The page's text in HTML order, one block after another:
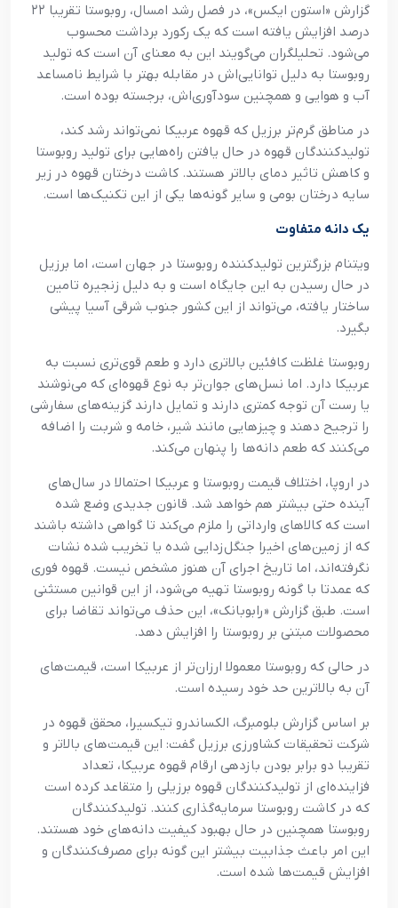
گزارش «استون ایکس»، در فصل رشد امسال، روبوستا تقریبا ۲۲
درصد افزایش یافته است که یک رکورد برداشت محسوب
می‌شود. تحلیلگران می‌گویند این به معنای آن است که تولید
روبوستا به دلیل توانایی‌اش در مقابله بهتر با شرایط نامساعد
آب و هوایی و همچنین سودآوری‌اش، برجسته بوده است.
در مناطق گرم‌تر برزیل که قهوه عربیکا نمی‌تواند رشد کند،
تولیدکنندگان قهوه در حال یافتن راه‌هایی برای تولید روبوستا
و کاهش تاثیر دمای بالاتر هستند. کاشت درختان قهوه در زیر
سایه درختان بومی و سایر گونه‌ها یکی از این تکنیک‌ها است.
یک دانه متفاوت
ویتنام بزرگترین تولیدکننده روبوستا در جهان است، اما برزیل
در حال رسیدن به این جایگاه است و به دلیل زنجیره تامین
ساختار یافته، می‌تواند از این کشور جنوب شرقی آسیا پیشی
بگیرد.
روبوستا غلظت کافئین بالاتری دارد و طعم قوی‌تری نسبت به
عربیکا دارد. اما نسل‌های جوان‌تر به نوع قهوه‌ای که می‌نوشند
یا رست آن توجه کمتری دارند و تمایل دارند گزینه‌های سفارشی
را ترجیح دهند و چیزهایی مانند شیر، خامه و شربت را اضافه
می‌کنند که طعم دانه‌ها را پنهان می‌کند.
در اروپا، اختلاف قیمت روبوستا و عربیکا احتمالا در سال‌های
آینده حتی بیشتر هم خواهد شد. قانون جدیدی وضع شده
است که کالاهای وارداتی را ملزم می‌کند تا گواهی داشته باشند
که از زمین‌های اخیرا جنگل‌زدایی شده یا تخریب‌ شده نشات
نگرفته‌اند، اما تاریخ اجرای آن هنوز مشخص نیست. قهوه فوری
که عمدتا با گونه روبوستا تهیه می‌شود، از این قوانین مستثنی
است. طبق گزارش «رابوبانک»، این حذف می‌تواند تقاضا برای
محصولات مبتنی بر روبوستا را افزایش دهد.
در حالی که روبوستا معمولا ارزان‌تر از عربیکا است، قیمت‌های
آن به بالاترین حد خود رسیده است.
بر اساس گزارش بلومبرگ، الکساندرو تیکسیرا، محقق قهوه در
شرکت تحقیقات کشاورزی برزیل گفت: این قیمت‌های بالاتر و
تقریبا دو برابر بودن بازدهی ارقام قهوه عربیکا، تعداد
فزاینده‌ای از تولیدکنندگان قهوه برزیلی را متقاعد کرده است
که در کاشت روبوستا سرمایه‌گذاری کنند. تولیدکنندگان
روبوستا همچنین در حال بهبود کیفیت دانه‌های خود هستند.
این امر باعث جذابیت بیشتر این گونه برای مصرف‌کنندگان و
افزایش قیمت‌ها شده است.